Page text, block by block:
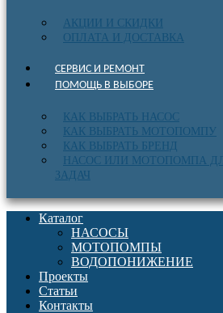
АКЦИИ И СКИДКИ
ОПЛАТА И ДОСТАВКА
СЕРВИС И РЕМОНТ
ПОМОЩЬ В ВЫБОРЕ
КАК ВЫБРАТЬ НАСОС
КАК ВЫБРАТЬ МОТОПОМПУ
КАК ВЫБРАТЬ БРЕНД
НАСОС ИЛИ МОТОПОМПА
ЗАДАЧ
Каталог
НАСОСЫ
МОТОПОМПЫ
ВОДОПОНИЖЕНИЕ
Проекты
Статьи
Контакты